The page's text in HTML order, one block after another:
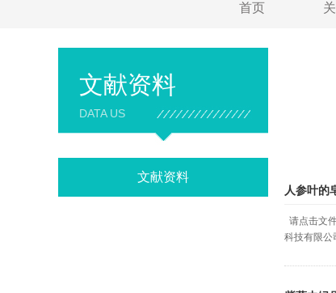
首页
文献资料
DATA US
文献资料
人参叶的
请点击文
科技有限公